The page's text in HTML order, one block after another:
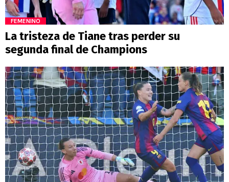
FEMENINO
La tristeza de Tiane tras perder su
segunda final de Champions